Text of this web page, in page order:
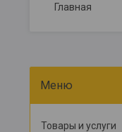
Главная
Товары и услуги